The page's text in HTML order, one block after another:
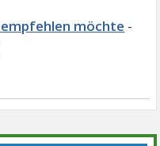
empfehlen möchte